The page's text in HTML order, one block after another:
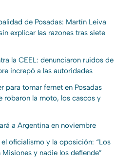
de Posadas: Martín Leiva
explicar las razones tras siete
la CEEL: denunciaron ruidos de
increpó a las autoridades
para tomar fernet en Posadas
robaron la moto, los cascos y
a Argentina en noviembre
oficialismo y la oposición: “Los
y nadie los defiende”